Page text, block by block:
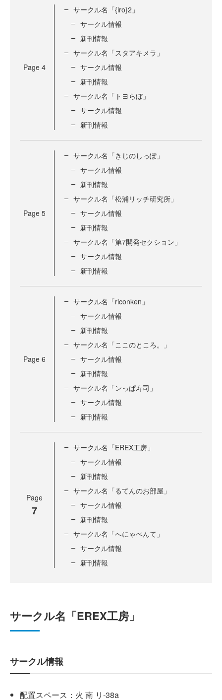
Page 4
サークル名「{iro}2」
サークル情報
新刊情報
サークル名「スタアキメラ」
サークル情報
新刊情報
サークル名「トヨらぼ」
サークル情報
新刊情報
Page 5
サークル名「きじのしっぽ」
サークル情報
新刊情報
サークル名「松浦リッチ研究所」
サークル情報
新刊情報
サークル名「第7開発セクション」
サークル情報
新刊情報
Page 6
サークル名「riconken」
サークル情報
新刊情報
サークル名「ここのところ。」
サークル情報
新刊情報
サークル名「ンっぱ寿司」
サークル情報
新刊情報
Page
7
サークル名「EREX工房」
サークル情報
新刊情報
サークル名「るてんのお部屋」
サークル情報
新刊情報
サークル名「へにゃぺんて」
サークル情報
新刊情報
サークル名「EREX工房」
サークル情報
配置スペース：火 南 リ-38a